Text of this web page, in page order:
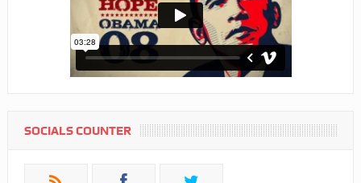
SOCIALS COUNTER